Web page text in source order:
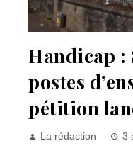
Handicap :
postes
pétition
La rédaction 3